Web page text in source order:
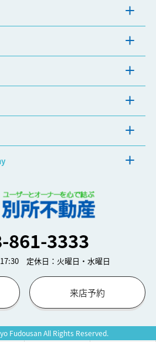
861-3333
定休日：火曜日・水曜日
来店予約
Fudousan All Rights Reserved.